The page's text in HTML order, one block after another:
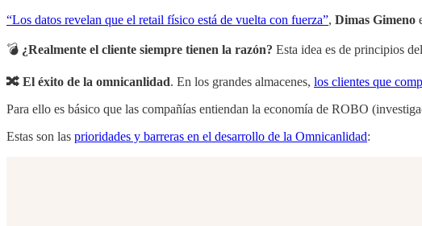
“Los datos revelan que el retail físico está de vuelta con fuerza”, Dimas Gimeno
💣 ¿Realmente el cliente siempre tienen la razón? Esta idea es de principios
🔀 El éxito de la omnicanlidad. En los grandes almacenes, los clientes que
Para ello es básico que las compañías entiendan la economía de ROBO
Estas son las prioridades y barreras en el desarrollo de la Omnicanlidad: